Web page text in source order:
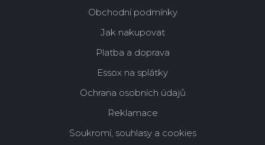
Obchodní podmínky
Jak nakupovat
Platba a doprava
Essox na splátky
Ochrana osobních údajů
Reklamace
Soukromí, souhlasy a cookies